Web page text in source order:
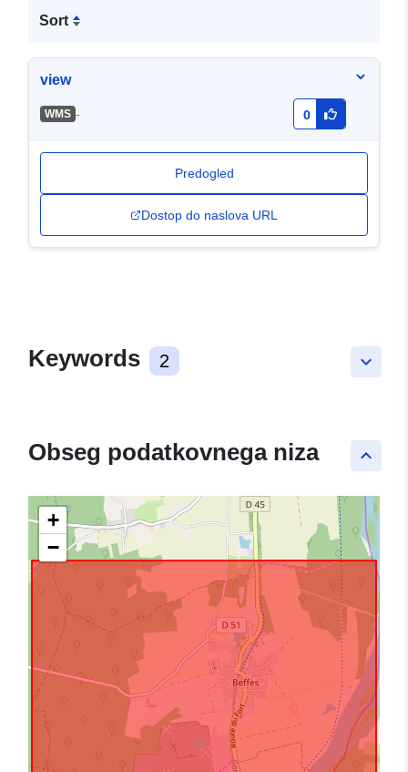
Sort
view
WMS - 0
Predogled
Dostop do naslova URL
keyboard_arrow_down
Keywords 2
keyboard_arrow_up
Obseg podatkovnega niza
+
−